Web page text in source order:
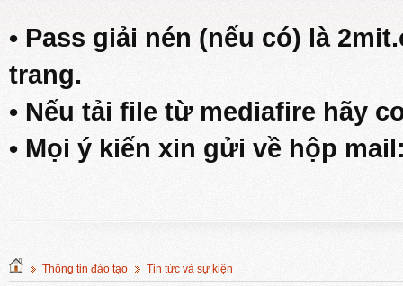
• Pass giải nén (nếu có) là
trang.
• Nếu tải file từ mediafire hãy
• Mọi ý kiến xin gửi về hộp
Thông tin đào tạo Tin tức và sự kiện